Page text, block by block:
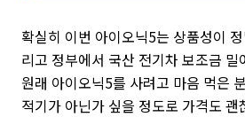
확실히 이번 아이오닉5는 상품성이
리고 정부에서 국산 전기차 보조금 밀
원래 아이오닉5를 사려고 마음 먹은
적기가 아닌가 싶을 정도로 가격도 괜